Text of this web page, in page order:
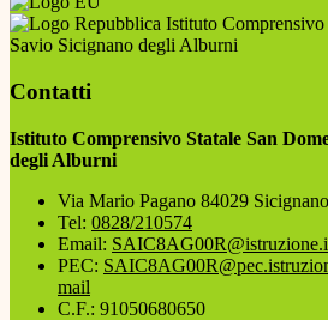
Istituto
Savio Sicignano degli Alburni
Contatti
Istituto Comprensivo Statale San
degli Alburni
Via Mario Pagano 84029
Tel: 0828/210574
Email:
PEC:
mail
C.F.: 91050680650